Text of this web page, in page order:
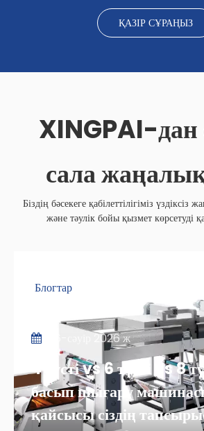
ҚАЗІР СҰРАҢЫЗ
XINGPAI-дан
сала
Біздің бәсекеге қабілеттілігіміз үздіксіз
және тәулік бойы қызмет көрсетуді
Блогтар
4 түсті vs 6 түсті vs 8
басып шығару
қайсысы сіздің
06-сәуір 2026 ж